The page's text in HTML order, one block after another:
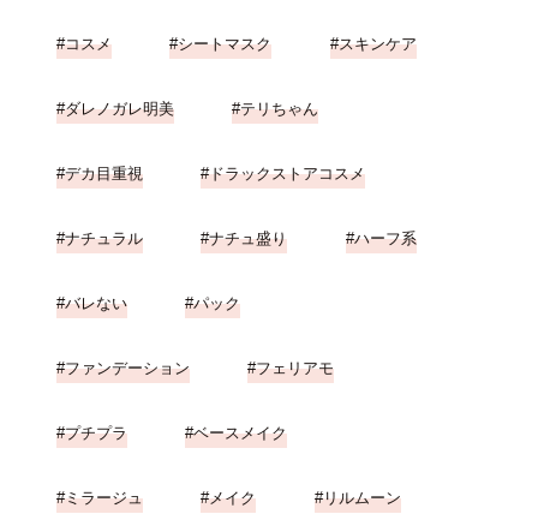
コスメ シートマスク スキンケア
ダレノガレ明美 テリちゃん
デカ目重視 ドラックストアコスメ
ナチュラル ナチュ盛り ハーフ系
バレない パック
ファンデーション フェリアモ
プチプラ ベースメイク
ミラージュ メイク リルムーン